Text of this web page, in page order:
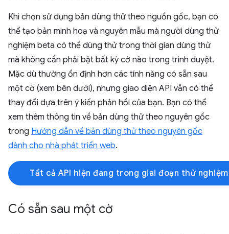
Khi chọn sử dụng bản dùng thử theo nguồn gốc, bạn có
thể tạo bản minh hoạ và nguyên mẫu mà người dùng thử
nghiệm beta có thể dùng thử trong thời gian dùng thử
mà không cần phải bật bất kỳ cờ nào trong trình duyệt.
Mặc dù thường ổn định hơn các tính năng có sẵn sau
một cờ (xem bên dưới), nhưng giao diện API vẫn có thể
thay đổi dựa trên ý kiến phản hồi của bạn. Bạn có thể
xem thêm thông tin về bản dùng thử theo nguyên gốc
trong Hướng dẫn về bản dùng thử theo nguyên gốc
dành cho nhà phát triển web.
Tất cả API hiện đang trong giai đoạn thử
Có sẵn sau một cờ